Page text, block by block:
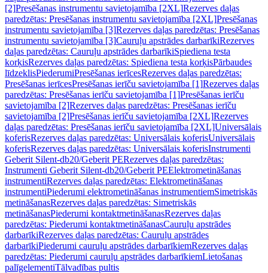
[2]Presēšanas instrumentu savietojamība [2XL]Rezerves daļas
paredzētas: Presēšanas instrumentu savietojamība [2XL]Presēšanas
instrumentu savietojamība [3]Rezerves daļas paredzētas: Presēšanas
instrumentu savietojamība [3]Cauruļu apstrādes darbarīkiRezerves
daļas paredzētas: Cauruļu apstrādes darbarīkiSpiediena testa
korķisRezerves daļas paredzētas: Spiediena testa korķisPārbaudes
līdzeklisPiederumiPresēšanas ierīcesRezerves daļas paredzētas:
Presēšanas ierīcesPresēšanas ierīču savietojamība [1]Rezerves daļas
paredzētas: Presēšanas ierīču savietojamība [1]Presēšanas ierīču
savietojamība [2]Rezerves daļas paredzētas: Presēšanas ierīču
savietojamība [2]Presēšanas ierīču savietojamība [2XL]Rezerves
daļas paredzētas: Presēšanas ierīču savietojamība [2XL]Universālais
koferisRezerves daļas paredzētas: Universālais koferisUniversālais
koferisRezerves daļas paredzētas: Universālais koferisInstrumenti
Geberit Silent-db20/Geberit PERezerves daļas paredzētas:
Instrumenti Geberit Silent-db20/Geberit PEElektrometināšanas
instrumentiRezerves daļas paredzētas: Elektrometināšanas
instrumentiPiederumi elektrometināšanas instrumentiemSimetriskās
metināšanasRezerves daļas paredzētas: Simetriskās
metināšanasPiederumi kontaktmetināšanasRezerves daļas
paredzētas: Piederumi kontaktmetināšanasCauruļu apstrādes
darbarīkiRezerves daļas paredzētas: Cauruļu apstrādes
darbarīkiPiederumi cauruļu apstrādes darbarīkiemRezerves daļas
paredzētas: Piederumi cauruļu apstrādes darbarīkiemLietošanas
palīgelementiTālvadības pultis